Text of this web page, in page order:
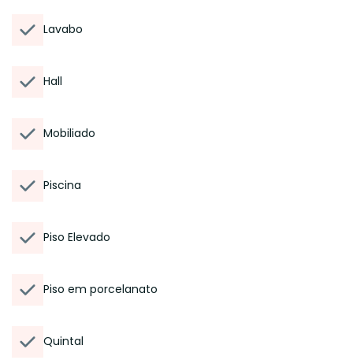
Lavabo
Hall
Mobiliado
Piscina
Piso Elevado
Piso em porcelanato
Quintal